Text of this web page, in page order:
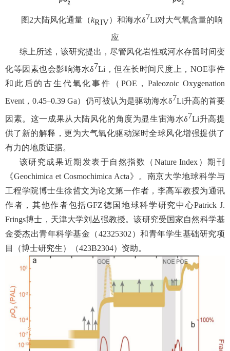
图2大陆风化通量（kRIV）和海水δ7Li对大气氧含量的响
应
综上所述，该研究提出，尽管风化岩性或河水存留时间变
化等因素也会影响海水δ7Li ，但在长时间尺度上，NOE事件
和此后的古生代氧化事件（POE ，Paleozoic Oxygenation
Event，0.45–0.39 Ga）仍可被认为是驱动海水δ7Li升高的首要
因素。这一成果从大陆风化的角度为显生宙海水δ7Li升高提
供了新的解释，更为大气氧化驱动深时全球风化增强提供了
有力的地质证据。
该研究成果近期发表于自然指数（Nature Index ）期刊
《Geochimica et Cosmochimica Acta》。南京大学地球科学与
工程学院博士生徐哲文为论文第一作者，李高军教授为通讯
作者，其他作者包括GFZ德国地球科学研究中心Patrick J.
Frings博士，天津大学刘丛强教授。该研究受国家自然科学基
金委杰出青年科学基金（42325302 ）和青年学生基础研究项
目（博士研究生）（423B2304）资助。